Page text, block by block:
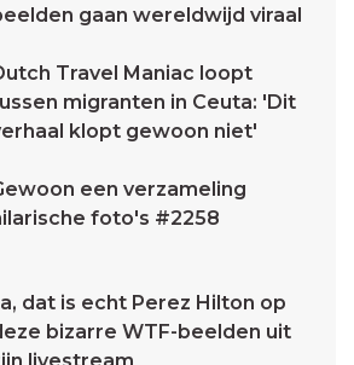
gaan wereldwijd viraal
Travel Maniac loopt
migranten in Ceuta: 'Dit
klopt gewoon niet'
een verzameling
foto's #2258
dat is echt Perez Hilton op
bizarre WTF-beelden uit